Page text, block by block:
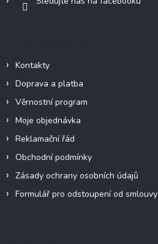
Kontakty
Doprava a platba
Věrnostní program
Moje objednávka
Reklamační řád
Obchodní podmínky
Zásady ochrany osobních údajů
Formulář pro odstoupení od smlouvy